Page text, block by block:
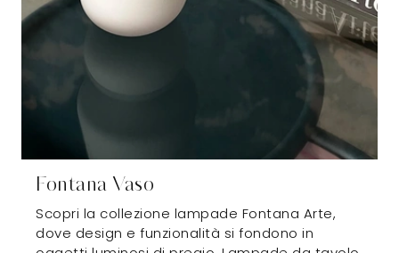
Fontana Vaso
Scopri la collezione lampade Fontana Arte,
dove design e funzionalità si fondono in